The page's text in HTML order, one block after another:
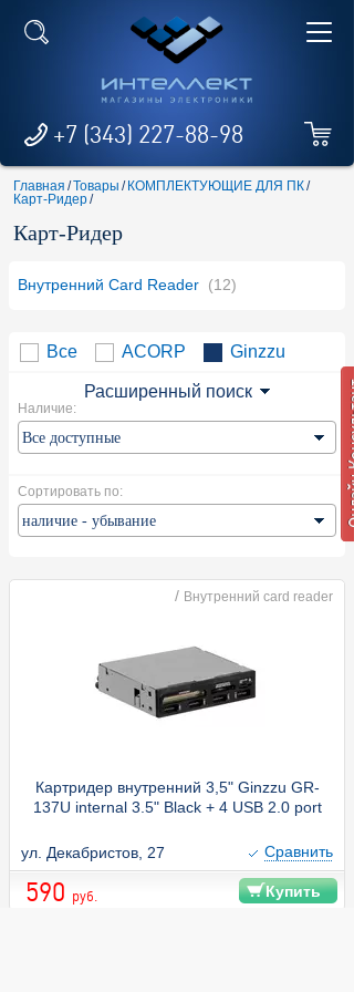
+7 (343) 227-88-98
Главная /Товары / КОМПЛЕКТУЮЩИЕ ДЛЯ ПК/
Карт-Ридер/
Карт-Ридер
Внутренний Card Reader (12)
Все ACORP Ginzzu
Расширенный поиск
Наличие:
Сортировать по:
/ Внутренний card reader
Картридер внутренний 3,5" Ginzzu GR-
137U internal 3.5" Black + 4 USB 2.0 port
ул. Декабристов, 27 Cравнить
590 руб. Купить